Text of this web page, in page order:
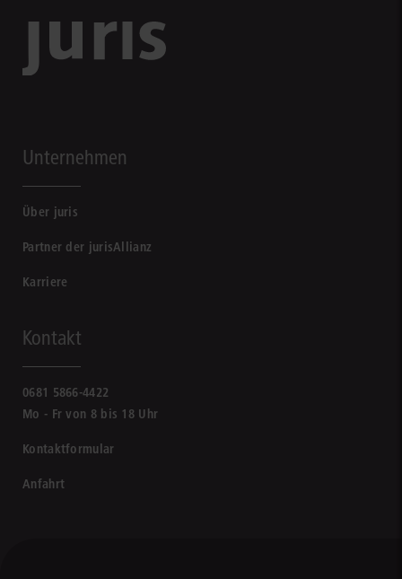
Unternehmen
Über juris
Partner der jurisAllianz
Karriere
Kontakt
0681 5866-4422
Mo - Fr von 8 bis 18 Uhr
Kontaktformular
Anfahrt